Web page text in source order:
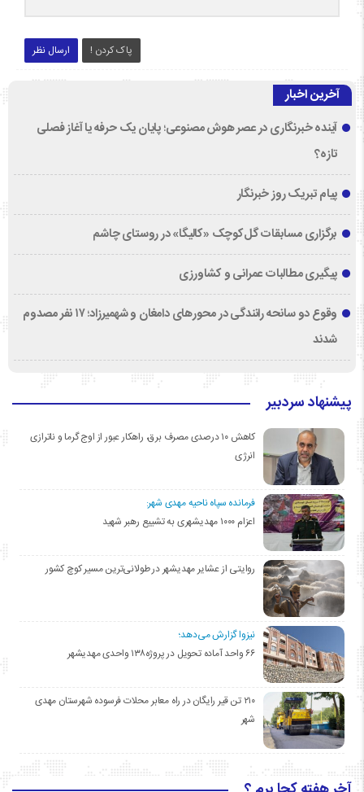
ارسال نظر پاک کردن !
آخرین اخبار
آینده خبرنگاری در عصر هوش مصنوعی؛ پایان یک حرفه یا آغاز فصلی
تازه؟
پیام تبریک روز خبرنگار
برگزاری مسابقات گل‌کوچک «کالیگا» در روستای چاشم
پیگیری مطالبات عمرانی و کشاورزی
وقوع دو سانحه رانندگی در محورهای دامغان و شهمیرزاد؛ ۱۷ نفر مصدوم
شدند
پیشنهاد سردبیر
کاهش ۱۰ درصدی مصرف برق، راهکار عبور از اوج گرما و ناترازی
انرژی
فرمانده سپاه ناحیه مهدی شهر:
اعزام ۱۰۰۰ مهدیشهری به تشییع رهبر شهید
روایتی از عشایر مهدیشهر در طولانی‌ترین مسیر کوچ کشور
نیزوا گزارش می‌دهد؛
۶۶ واحد آماده تحویل در پروژه۱۳۸ واحدی مهدیشهر
۲۱۰ تن قیر رایگان در راه معابر محلات فرسوده شهرستان مهدی
شهر